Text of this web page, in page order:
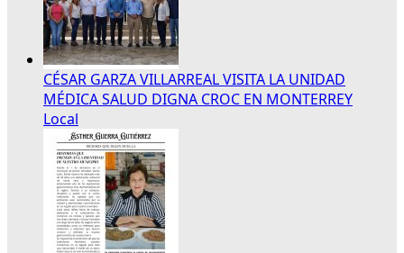
CÉSAR GARZA VILLARREAL VISITA LA UNIDAD
MÉDICA SALUD DIGNA CROC EN MONTERREY
Local